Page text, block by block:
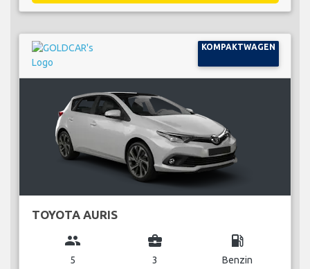
KOMPAKTWAGEN
TOYOTA AURIS
group
5
business_center
3
local_gas_station
Benzin